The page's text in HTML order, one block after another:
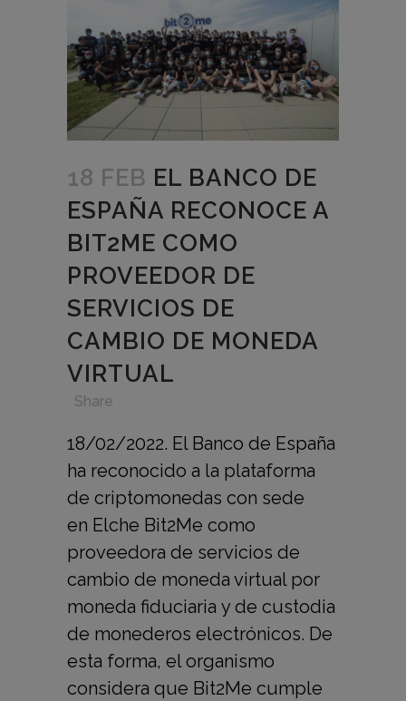
18 FEB EL BANCO DE
ESPAÑA RECONOCE A
BIT2ME COMO
PROVEEDOR DE
SERVICIOS DE
CAMBIO DE MONEDA
VIRTUAL
Share
18/02/2022. El Banco de España
ha reconocido a la plataforma
de criptomonedas con sede
en Elche Bit2Me como
proveedora de servicios de
cambio de moneda virtual por
moneda fiduciaria y de custodia
de monederos electrónicos. De
esta forma, el organismo
considera que Bit2Me cumple